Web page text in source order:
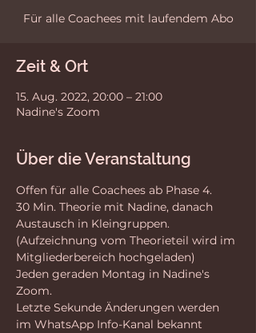
Für alle Coachees mit laufendem Abo
Zeit & Ort
15. Aug. 2022, 20:00 – 21:00
Nadine's Zoom
Über die Veranstaltung
Offen für alle Coachees ab Phase 4.
30 Min. Theorie mit Nadine, danach
Austausch in Kleingruppen.
(Aufzeichnung vom Theorieteil wird im
Mitgliederbereich hochgeladen)
Jeden geraden Montag in Nadine's
Zoom.
Letzte Sekunde Änderungen werden
im WhatsApp Info-Kanal bekannt